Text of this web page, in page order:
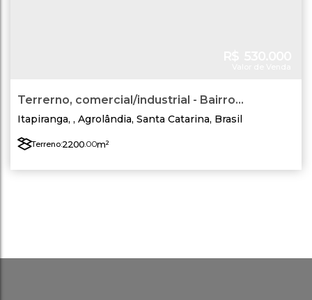
Terrerno, comercial/industrial - Bairro
Itapiranga - Agrolândia - SC - Área 02
Itapiranga , Agrolândia, Santa Catarina, Brasil
Terreno:2200.00m²